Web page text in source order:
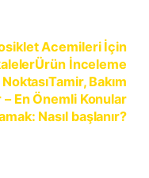
Acemileri İçin
Ürün İnceleme
Tamir, Bakım
– En Önemli Konular
Nasıl başlanır?